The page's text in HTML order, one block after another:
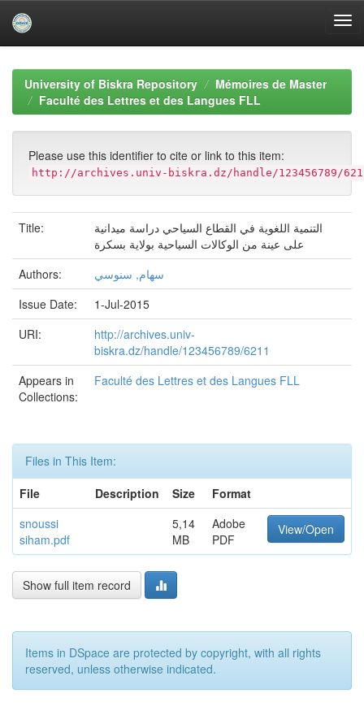
navigationUniversity of Biskra Repository
Mémoires de Master
Faculté des Lettres et des Langues FLL
Please use this identifier to cite or link to this item:
http://archives.univ-biskra.dz/handle/123456789/
Title:
التنمية اللغوية في القطاع السياحي دراسة ميدانية
على عينة من الوكالات السياحية بولاية بسكرة
Authors:
سهام, سنوسي
Issue Date:
1-Jul-2015
URI:
http://archives.univ-
biskra.dz/handle/123456789/6211
Appears in
Collections:
Faculté des Lettres et des Langues FLL
Files in This Item:
File
Description Size
Format
snoussi
siham.pdf
5,14
MB
Adobe
PDF
View/Open
Show full item record
Items in DSpace are protected by copyright, with all rights
reserved, unless otherwise indicated.